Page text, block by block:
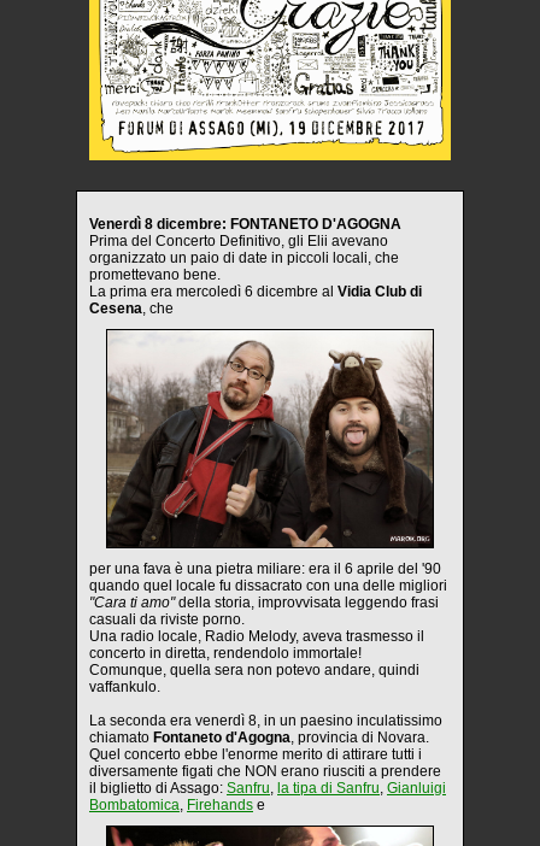
Venerdì 8 dicembre: FONTANETO D'AGOGNA
Prima del Concerto Definitivo, gli Elii avevano
organizzato un paio di date in piccoli locali, che
promettevano bene.
La prima era mercoledì 6 dicembre al Vidia Club di
Cesena , che
per una fava è una pietra miliare: era il 6 aprile del '90
quando quel locale fu dissacrato con una delle migliori
"Cara ti amo"della storia, improvvisata leggendo frasi
casuali da riviste porno.
Una radio locale, Radio Melody, aveva trasmesso il
concerto in diretta, rendendolo immortale!
Comunque, quella sera non potevo andare, quindi
vaffankulo.
La seconda era venerdì 8, in un paesino inculatissimo
chiamato Fontaneto d'Agogna , provincia di Novara.
Quel concerto ebbe l'enorme merito di attirare tutti i
diversamente figati che NON erano riusciti a prendere
il biglietto di Assago: Sanfru la tipa di Sanfru Gianluigi
Bombatomica Firehands e